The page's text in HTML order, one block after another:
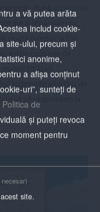
după
separarea
a separatorului,
poate fi redus la 1/6
astfel costurile de
Utilizați
butonului albastru de
să vă răspundem la
a vă putea arăta
includ cookie-
site-ului, precum și
anonime,
a afișa conținut
uri”, sunteți de
Politica de
și puteți revoca
moment pentru
necesar)
site.